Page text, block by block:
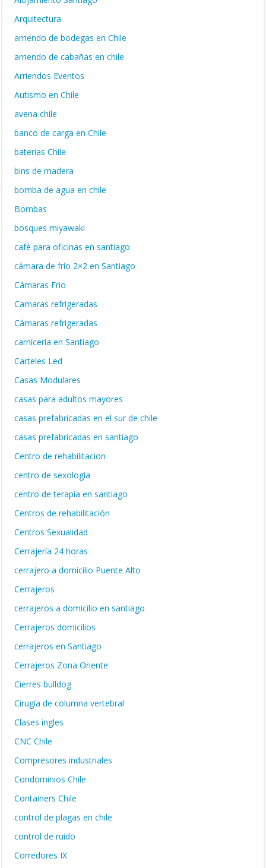
Arquitectura
arriendo de bodegas en Chile
arriendo de cabañas en chile
Arriendos Eventos
Autismo en Chile
avena chile
banco de carga en Chile
baterias Chile
bins de madera
bomba de agua en chile
Bombas
bosques miyawaki
café para oficinas en santiago
cámara de frío 2×2 en Santiago
Cámaras Frio
Camaras refrigeradas
Cámaras refrigeradas
carnicería en Santiago
Carteles Led
Casas Modulares
casas para adultos mayores
casas prefabricadas en el sur de chile
casas prefabricadas en santiago
Centro de rehabilitacion
centro de sexología
centro de terapia en santiago
Centros de rehabilitación
Centros Sexualidad
Cerrajería 24 horas
cerrajero a domicilio Puente Alto
Cerrajeros
cerrajeros a domicilio en santiago
Cerrajeros domicilios
cerrajeros en Santiago
Cerrajeros Zona Oriente
Cierres bulldog
Cirugía de columna vertebral
Clases ingles
CNC Chile
Compresores industriales
Condominios Chile
Containers Chile
control de plagas en chile
control de ruido
Corredores IX